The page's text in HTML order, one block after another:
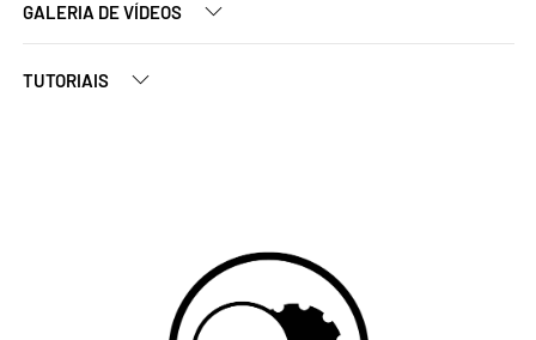
GALERIA DE VÍDEOS
TUTORIAIS